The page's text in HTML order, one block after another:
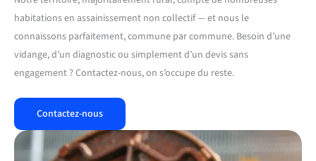
habitations en assainissement non collectif — et nous le
connaissons parfaitement, commune par commune. Besoin d’une
vidange, d’un diagnostic ou simplement d’un devis sans
engagement ? Contactez-nous, on s’occupe du reste.
Contactez-nous